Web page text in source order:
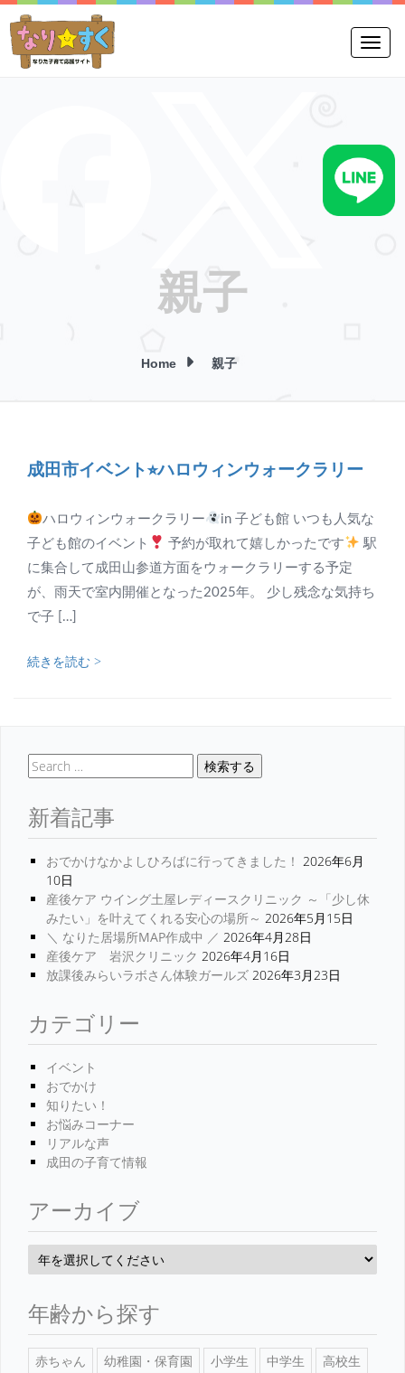
親子
Home 親子
成田市イベント⭐︎ハロウィンウォークラリー
ハロウィンウォークラリー
in 子ども館 いつも人気な
子ども館のイベント
予約が取れて嬉しかったです
駅
に集合して成田山参道方面をウォークラリーする予定
が、雨天で室内開催となった2025年。 少し残念な気持ち
で子 […]
続きを読む >
検索する
新着記事
おでかけなかよしひろばに行ってきました！ 2026年6月
10日
産後ケア ウイング土屋レディースクリニック ～「少し休
みたい」を叶えてくれる安心の場所～ 2026年5月15日
＼ なりた居場所MAP作成中 ／ 2026年4月28日
産後ケア 岩沢クリニック 2026年4月16日
放課後みらいラボさん体験ガールズ 2026年3月23日
カテゴリー
イベント
おでかけ
知りたい！
お悩みコーナー
リアルな声
成田の子育て情報
アーカイブ
年齢から探す
赤ちゃん 幼稚園・保育園 小学生 中学生 高校生